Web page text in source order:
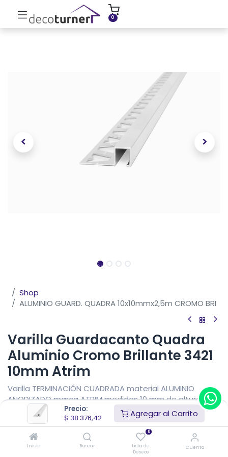
Precio:
$ 38.376,42 Agregar al Carrito
Inicio Buscar
0
Lista de
Deseos
Cuenta
0
Shop
ALUMINIO GUARD. QUADRA 10x10mmx2,5m CROMO BRI
Varilla Guardacanto Quadra
Aluminio Cromo Brillante 3421
10mm Atrim
Varilla TERMINACIÓN CUADRADA material ALUMINIO
ANODIZADO marca ATRIM medidas 10 mm de altura x 10
mm de vista x 2,5 metros de largo. Perfil de aluminio
anodizado Aleación 6063 T5.
38.376,42 IVA Incluido
31.716,05